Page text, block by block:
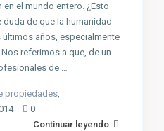
el mundo entero. ¿Esto
de que la humanidad
últimos años, especialmente
referimos a que, de un
de …
propiedades,
0
Continuar leyendo